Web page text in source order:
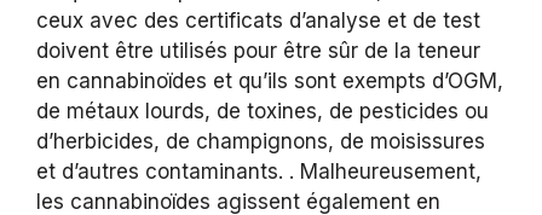
ceux avec des certificats d’analyse et de test
doivent être utilisés pour être sûr de la teneur
en cannabinoïdes et qu’ils sont exempts d’OGM,
de métaux lourds, de toxines, de pesticides ou
d’herbicides, de champignons, de moisissures
et d’autres contaminants. . Malheureusement,
les cannabinoïdes agissent également en